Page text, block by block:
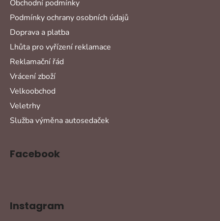
Obchodní podmínky
Podmínky ochrany osobních údajů
Doprava a platba
Lhůta pro vyřízení reklamace
Reklamační řád
Vrácení zboží
Velkoobchod
Veletrhy
Služba výměna autosedaček
Facebook
Instagram